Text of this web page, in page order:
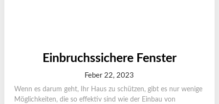
Einbruchssichere Fenster
Feber 22, 2023
Wenn es darum geht, Ihr Haus zu schützen, gibt es nur wenige
Möglichkeiten, die so effektiv sind wie der Einbau von